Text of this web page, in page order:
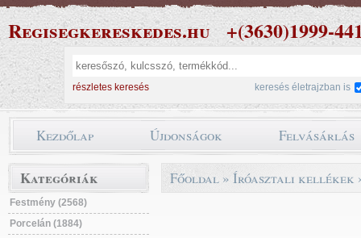
Regisegkereskedes.hu +(3630)1999-
részletes keresés keresés életrajzban is
Kezdőlap Újdonságok Felvásárlás
Kategóriák
Festmény (2568)
Porcelán (1884)
Főoldal » Íróasztali kellékek